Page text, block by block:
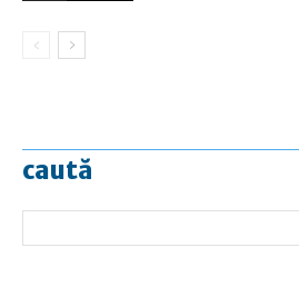
caută